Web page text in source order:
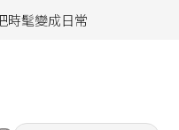
時髦變成日常
2026
時髦變成日常